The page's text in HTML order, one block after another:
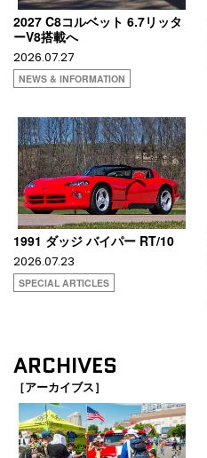
2027 C8コルベット 6.7リッタ
ーV8搭載へ
2026.07.27
NEWS & INFORMATION
1991 ダッジ バイパー RT/10
2026.07.23
SPECIAL ARTICLES
ARCHIVES
［アーカイブス］